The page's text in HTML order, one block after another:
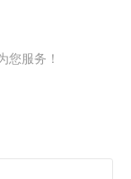
您服务！